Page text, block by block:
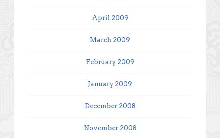
April 2009
March 2009
February 2009
January 2009
December 2008
November 2008